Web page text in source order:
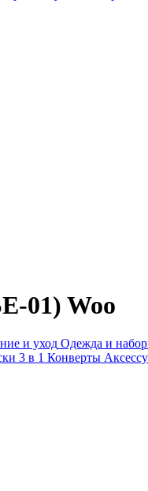
01) Woo
и уход Одежда и
3 в 1 Конверты